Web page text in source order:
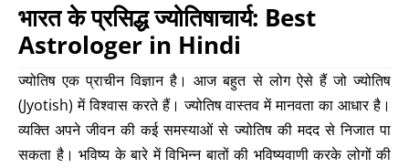
भारत के प्रसिद्ध ज्योतिषाचार्य: Best
Astrologer in Hindi
ज्योतिष एक प्राचीन विज्ञान है। आज बहुत से लोग ऐसे हैं जो ज्योतिष
(Jyotish) में विश्वास करते हैं। ज्योतिष वास्तव में मानवता का आधार है।
व्यक्ति अपने जीवन की कई समस्याओं से ज्योतिष की मदद से निजात पा
सकता है। भविष्य के बारे में विभिन्न बातों की भविष्यवाणी करके लोगों की